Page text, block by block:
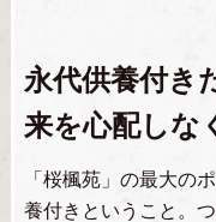
永代供養付き
来を心配しな
「桜楓苑」の最大の
養付きということ。